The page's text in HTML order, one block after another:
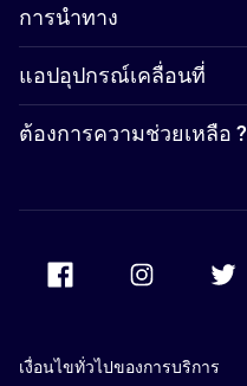
การนำทาง
แอปอุปกรณ์เคลื่อนที่
ต้องการความช่วยเหลือ ?
เงื่อนไขทั่วไปของการบริการ